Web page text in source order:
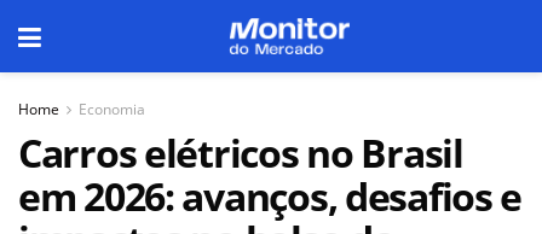
Home Economia
Carros elétricos no Brasil
em 2026: avanços, desafios e